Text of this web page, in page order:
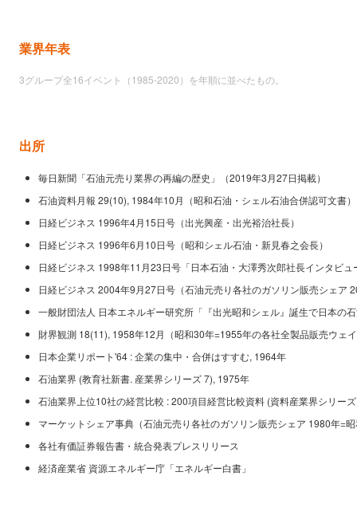
業界年表
3グループ全16イベント（1985-2020）を年順に並べたもの。
出所
毎日新聞「石油元売り業界の再編の歴史」（2019年3月27日掲載）
石油資料月報 29(10), 1984年10月（昭和石油・シェル石油合併認可文書）
日経ビジネス 1996年4月15日号（出光興産・出光裕治社長）
日経ビジネス 1996年6月10日号（昭和シェル石油・新見春之会長）
日経ビジネス 1998年11月23日号「日本石油・大澤秀次郎社長インタビュ
日経ビジネス 2004年9月27日号（石油元売り各社のガソリン販売シェア
一般財団法人 日本エネルギー研究所「『出光昭和シェル』誕生で日本の
財界観測 18(11), 1958年12月（昭和30年=1955年の各社全製品販売ウェ
日本企業リポート'64 : 企業の集中・合併はすすむ, 1964年
石油業界 (教育社新書. 産業界シリーズ 7), 1975年
石油業界上位10社の経営比較 : 200項目経営比較資料 (資料産業界シリー
マーケットシェア事典（石油元売り各社のガソリン販売シェア 1980年=
各社有価証券報告書・統合発表プレスリリース
経済産業省 資源エネルギー庁「エネルギー白書」